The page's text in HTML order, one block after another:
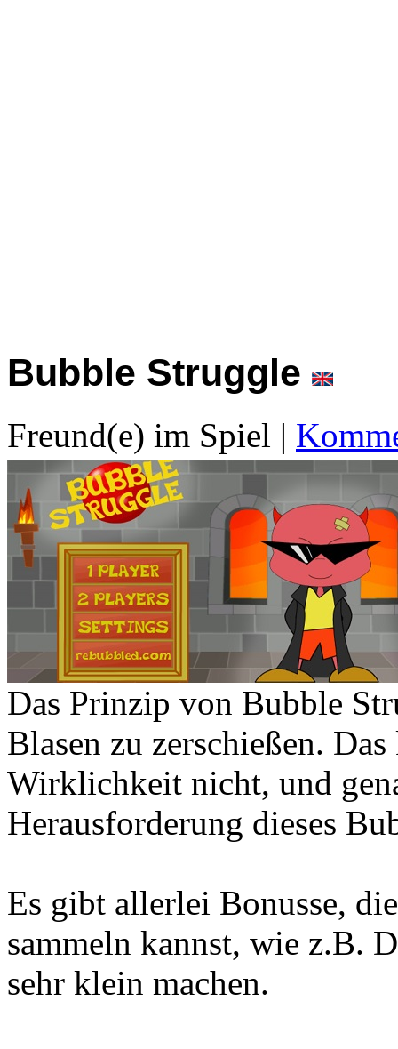
Bubble Struggle
Freund(e) im Spiel |
Das Prinzip von Bubble
Blasen zu zerschießen.
Wirklichkeit nicht, und
Herausforderung dieses
Es gibt allerlei Bonusse,
sammeln kannst, wie z.B.
sehr klein machen.